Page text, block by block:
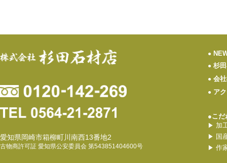
愛知県岡崎市箱柳町川南西13番地2
古物商許可証 愛知県公安委員会 第543851404600号
●
● 杉
● 会
● ア
●こだ
▶ 加
▶ 国
▶ 作